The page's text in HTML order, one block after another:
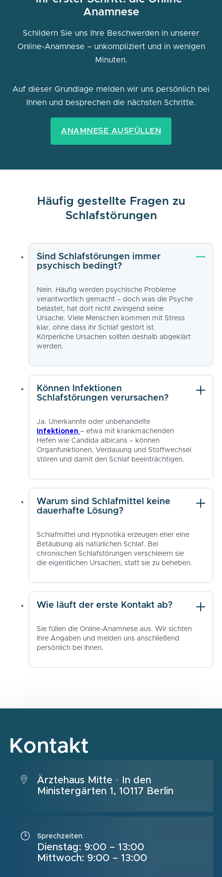
Anamnese
Schildern Sie uns Ihre Beschwerden in unserer
Online-Anamnese – unkompliziert und in wenigen
Minuten.
Auf dieser Grundlage melden wir uns persönlich bei
Ihnen und besprechen die nächsten Schritte.
ANAMNESE AUSFÜLLEN
Häufig gestellte Fragen zu
Schlafstörungen
Sind Schlafstörungen immer
psychisch bedingt?
Nein. Häufig werden psychische Probleme
verantwortlich gemacht – doch was die Psyche
belastet, hat dort nicht zwingend seine
Ursache. Viele Menschen kommen mit Stress
klar, ohne dass ihr Schlaf gestört ist.
Körperliche Ursachen sollten deshalb abgeklärt
werden.
Können Infektionen
Schlafstörungen verursachen?
Ja. Unerkannte oder unbehandelte
Infektionen – etwa mit krankmachenden
Hefen wie Candida albicans – können
Organfunktionen, Verdauung und Stoffwechsel
stören und damit den Schlaf beeinträchtigen.
Warum sind Schlafmittel keine
dauerhafte Lösung?
Schlafmittel und Hypnotika erzeugen eher eine
Betäubung als natürlichen Schlaf. Bei
chronischen Schlafstörungen verschleiern sie
die eigentlichen Ursachen, statt sie zu beheben.
Wie läuft der erste Kontakt ab?
Sie füllen die Online-Anamnese aus. Wir sichten
Ihre Angaben und melden uns anschließend
persönlich bei Ihnen.
Kontakt
Ärztehaus Mitte · In den
Ministergärten 1, 10117 Berlin
Sprechzeiten:
Dienstag: 9:00 – 13:00
Mittwoch: 9:00 – 13:00